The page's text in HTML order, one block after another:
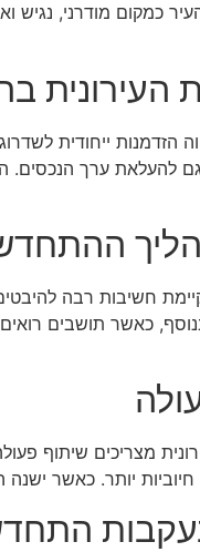
כמקום מודרני,
הזדמנות ייחודית
להעלאת ערך הנכסים.
חשיבות רבה
כאשר תושבים
מצריכים שיתוף
חיוביות יותר. כאשר